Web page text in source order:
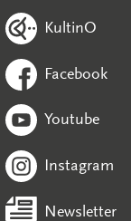
KultinO
Facebook
Youtube
Instagram
Newsletter